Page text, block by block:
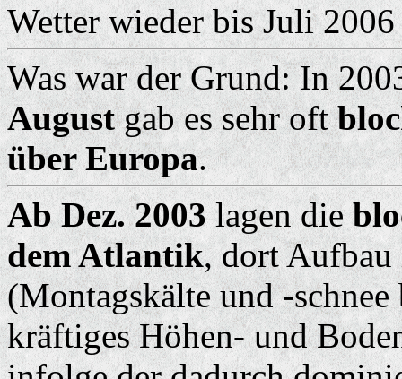
Wetter wieder bis Juli
Was war der Grund: In
Augustgab es sehr oft
über Europa.
Ab Dez. 2003lagen die
dem Atlantik, dort Aufbau
(Montagskälte und -
kräftiges Höhen- und